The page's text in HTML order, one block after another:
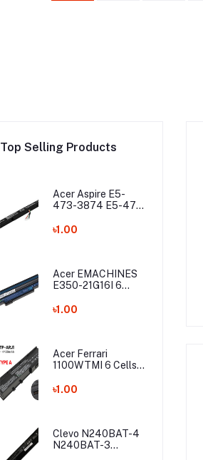
Top Selling Products
Acer Aspire E5-
473-3874 E5-475
E5-575G E5-575T
৳1.00
Acer EMACHINES
E350-21G16I 6
Battery
৳1.00
Acer Ferrari
1100WTMI 6 Cells
৳1.00
Clevo N240BAT-4
N240BAT-3